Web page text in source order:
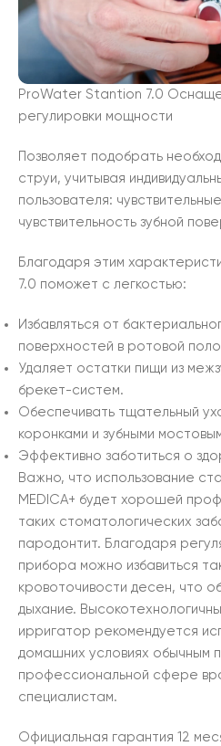
ProWater Stantion 7.0
регулировки мощности
Позволяет подобрать
струи, учитывая
пользователя:
чувствительность зубной
Благодаря этим
7.0 поможет с легкостью:
Избавляться от
поверхностей в ротовой
Удаляет остатки пищи из
брекет-систем.
Обеспечивать тщательный
коронками и зубными
Эффективно заботиться о
Важно, что использование
MEDICA+ будет хорошей
таких стоматологических
пародонтит. Благодаря
прибора можно избавиться
кровоточивости десен, что
дыхание.
ирригатор рекомендуется
домашних условиях обычным
профессиональной сфере
специалистам.
Официальная гарантия 12